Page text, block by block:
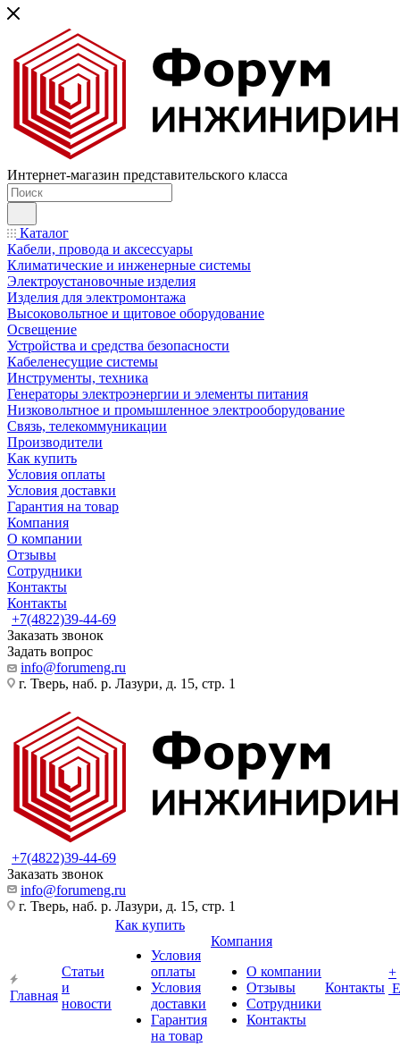
Интернет-магазин представительского класса
Каталог
Кабели, провода и аксессуары
Климатические и инженерные системы
Электроустановочные изделия
Изделия для электромонтажа
Высоковольтное и щитовое оборудование
Освещение
Устройства и средства безопасности
Кабеленесущие системы
Инструменты, техника
Генераторы электроэнергии и элементы питания
Низковольтное и промышленное электрооборудование
Связь, телекоммуникации
Производители
Как купить
Условия оплаты
Условия доставки
Гарантия на товар
Компания
О компании
Отзывы
Сотрудники
Контакты
Контакты
+7(4822)39-44-69
Заказать звонок
Задать вопрос
info@forumeng.ru
г. Тверь, наб. р. Лазури, д. 15, стр. 1
+7(4822)39-44-69
Заказать звонок
info@forumeng.ru
г. Тверь, наб. р. Лазури, д. 15, стр. 1
Главная
Статьи
и
новости
Как купить
Условия
оплаты
Условия
доставки
Гарантия
на товар
Компания
О компании
Отзывы
Сотрудники
Контакты
Контакты
+